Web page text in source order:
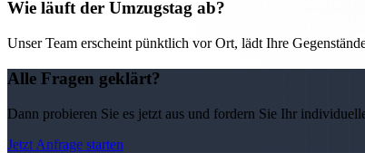
Wie läuft der Umzugstag ab?
Unser Team erscheint pünktlich vor Ort, lädt Ihre
Alle Fragen geklärt?
Dann probieren Sie es jetzt aus und fordern Sie Ihr
Jetzt Anfrage starten